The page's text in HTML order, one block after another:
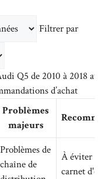
Filtrer par
Q5 de 2010 à 2018 avec
d’achat
Problèmes
majeurs
Problèmes de
chaîne de
À éviter
carnet